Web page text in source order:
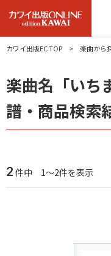
カワイ出版EC TOP 楽曲から
楽曲名「い
譜・商品検索
2 件中 1～2件を表示